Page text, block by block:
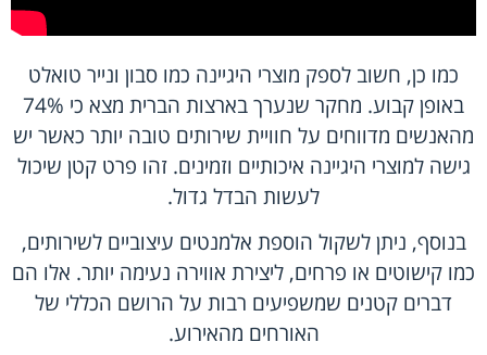
כמו כן, חשוב לספק מוצרי היגיינה כמו סבון ונייר טואלט
באופן קבוע. מחקר שנערך בארצות הברית מצא כי 74%
מהאנשים מדווחים על חוויית שירותים טובה יותר כאשר יש
גישה למוצרי היגיינה איכותיים וזמינים. זהו פרט קטן שיכול
לעשות הבדל גדול.
בנוסף, ניתן לשקול הוספת אלמנטים עיצוביים לשירותים,
כמו קישוטים או פרחים, ליצירת אווירה נעימה יותר. אלו הם
דברים קטנים שמשפיעים רבות על הרושם הכללי של
האורחים מהאירוע.